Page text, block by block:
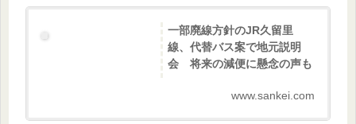
一部廃線方針のJR久留里
線、代替バス案で地元説明
会 将来の減便に懸念の声も
www.sankei.com